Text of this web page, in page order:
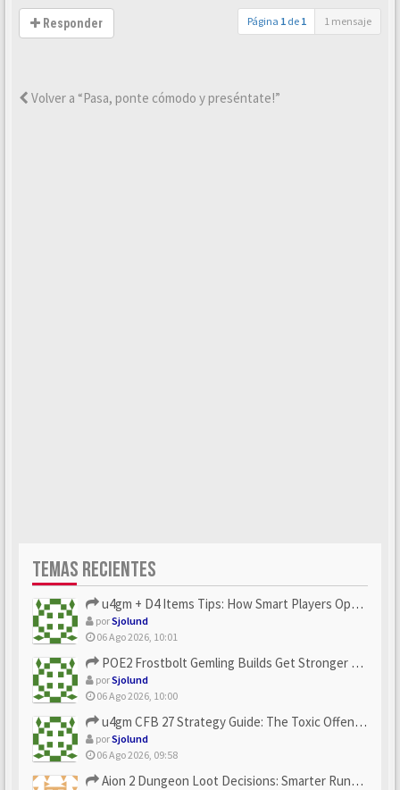
Responder Página 1 de 1 1 mensaje
Volver a “Pasa, ponte cómodo y preséntate!”
TEMAS RECIENTES
u4gm + D4 Items Tips: How Smart Players Optimize Gear, Build...
porSjolund
06 Ago 2026, 10:01
POE2 Frostbolt Gemling Builds Get Stronger With u4gm’s Ice C...
porSjolund
06 Ago 2026, 10:00
u4gm CFB 27 Strategy Guide: The Toxic Offensive Scheme Your ...
porSjolund
06 Ago 2026, 09:58
Aion 2 Dungeon Loot Decisions: Smarter Runs With U4N